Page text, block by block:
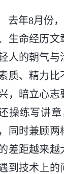
去年8月份
生命经历文
人的朝气与
质、精力比
，暗立心志
操练写讲
同时兼顾两
差距越来越
到技术上的